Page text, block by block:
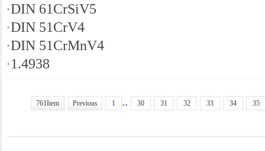
·DIN 61CrSiV5
·DIN 51CrV4
·DIN 51CrMnV4
·1.4938
761Item Previous 1 .. 30 31 32 33 34 35